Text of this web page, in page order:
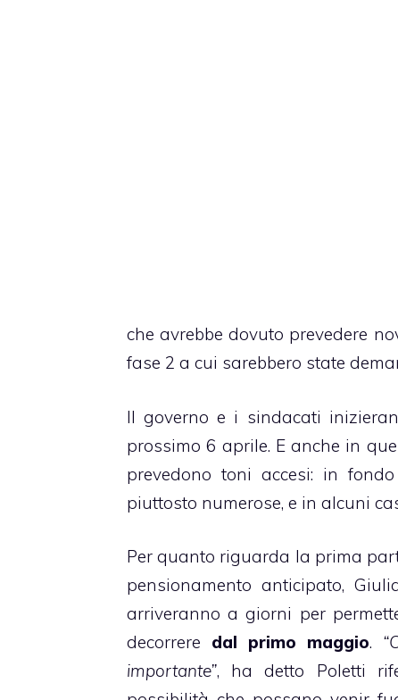
che avrebbe dovuto prevedere
fase 2 a cui sarebbero state
Il governo e i sindacati
prossimo 6 aprile. E anche in
prevedono toni accesi: in
piuttosto numerose, e in alcuni
Per quanto riguarda la prima
pensionamento anticipato,
arriveranno a giorni per
decorrere dal primo maggio.
importante”, ha detto Poletti